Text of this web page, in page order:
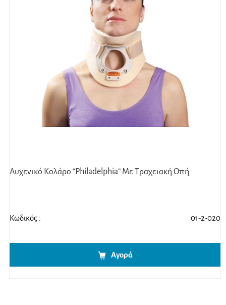
Αυχενικό Κολάρο “Philadelphia” Με Τραχειακή Οπή
Κωδικός : 01-2-020
Αγορά